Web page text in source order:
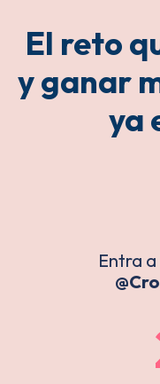
El reto
y ganar
ya
Entra